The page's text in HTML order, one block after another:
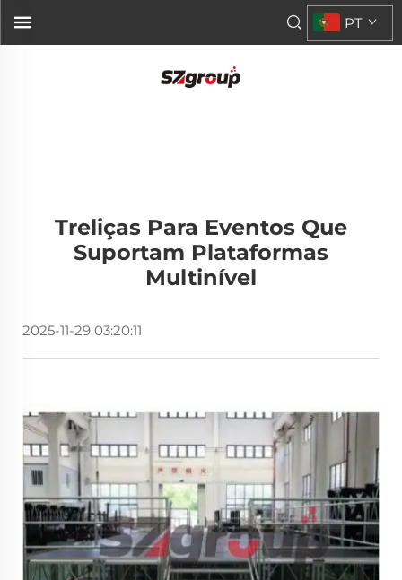
PT
Treliças Para Eventos Que
Suportam Plataformas
Multinível
2025-11-29 03:20:11